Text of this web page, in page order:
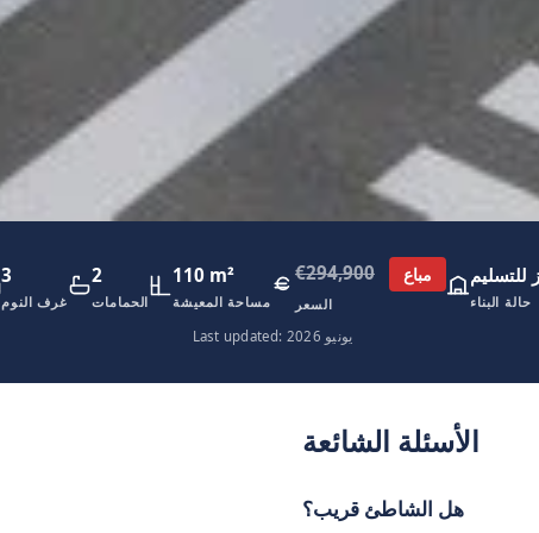
3
غرف النوم
2
الحمامات
110 m²
مساحة المعيشة
€294,900 مباع
السعر
للتسليم
حالة البناء
Last updated: يونيو 2026
الأسئلة الشائعة
هل الشاطئ قريب؟